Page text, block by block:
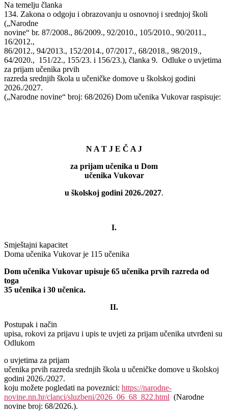
Na temelju članka
134. Zakona o odgoju i obrazovanju u osnovnoj i srednjoj školi
(„Narodne
novine“ br. 87/2008., 86/2009., 92/2010., 105/2010., 90/2011.,
16/2012.,
86/2012., 94/2013., 152/2014., 07/2017., 68/2018., 98/2019.,
64/2020., 151/22., 155/23. i 156/23.), članka 9. Odluke o uvjetima
za prijam učenika prvih
razreda srednjih škola u učeničke domove u školskoj godini
2026./2027.
(„Narodne novine“ broj: 68/2026) Dom učenika Vukovar raspisuje:
N A T J E Č A J
za prijam učenika u Dom
učenika Vukovar
u školskoj godini 2026./2027.
I.
Smještajni kapacitet
Doma učenika Vukovar je 115 učenika
Dom učenika Vukovar upisuje 65 učenika prvih razreda od
toga
35 učenika i 30 učenica.
II.
Postupak i način
upisa, rokovi za prijavu i upis te uvjeti za prijam učenika utvrđeni su
Odlukom
o uvjetima za prijam
učenika prvih razreda srednjih škola u učeničke domove u školskoj
godini 2026./2027.
koju možete pogledati na poveznici: https://narodne-
novine.nn.hr/clanci/sluzbeni/2026_06_68_822.html (Narodne
novine broj: 68/2026.).